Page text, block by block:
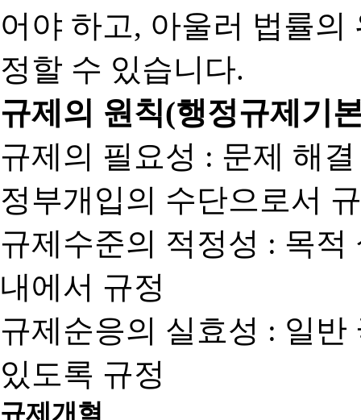
어야 하고, 아울러 법률
정할 수 있습니다.
규제의 원칙(행정규제기
규제의 필요성 : 문제 해
정부개입의 수단으로서
규제수준의 적정성 : 목
내에서 규정
규제순응의 실효성 : 일
있도록 규정
규제개혁